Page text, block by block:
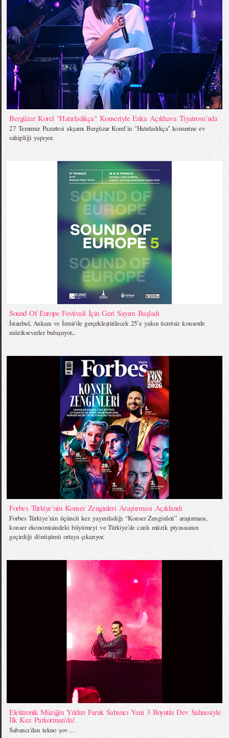
Bergüzar Korel "Hatırladıkça" Konseriyle Enka Açıkhava Tiyatrosu`nda
27 Temmuz Pazartesi akşamı Bergüzar Korel`in "Hatırladıkça" konserine ev
sahipliği yapıyor.
Sound Of Europe Festivali İçin Geri Sayım Başladı
İstanbul, Ankara ve İzmir’de gerçekleştirilecek 25’e yakın ücretsiz konserde
müzikseverler buluşuyor...
Forbes Türkiye’nin Konser Zenginleri Araştırması Açıklandı
Forbes Türkiye’nin üçüncü kez yayımladığı “Konser Zenginleri” araştırması,
konser ekonomisindeki büyümeyi ve Türkiye’de canlı müzik piyasasının
geçirdiği dönüşümü ortaya çıkarıyor.
Elektronik Müziğin Yıldızı Faruk Sabancı Yeni 3 Boyutlu Dev Sahnesiyle
İlk Kez Parkorman’da!
Sabancı’dan tekno şov…